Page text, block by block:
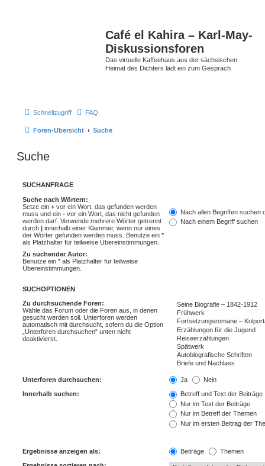
Café el Kahira – Karl-May-
Diskussionsforen
Das virtuelle Kaffeehaus aus der sächsischen
Heimat des Dichters lädt ein zum Gespräch
Schnellzugriff FAQ
Foren-Übersicht Suche
Suche
SUCHANFRAGE
Suche nach Wörtern:
Setze ein + vor ein Wort, das gefunden werden
muss und ein - vor ein Wort, das nicht gefunden
werden darf. Verwende mehrere Wörter getrennt
durch | innerhalb einer Klammer, wenn nur eines
der Wörter gefunden werden muss. Benutze ein *
als Platzhalter für teilweise Übereinstimmungen.
Nach allen Begriffen suchen
Nach einem Begriff suchen
Zu suchender Autor:
Benutze ein * als Platzhalter für teilweise
Übereinstimmungen.
SUCHOPTIONEN
Zu durchsuchende Foren:
Wähle das Forum oder die Foren aus, in denen
gesucht werden soll. Unterforen werden
automatisch mit durchsucht, sofern du die Option
„Unterforen durchsuchen“ unten nicht
deaktivierst.
Unterforen durchsuchen: Ja Nein
Innerhalb suchen:
Betreff und Text der Beiträge
Nur im Text der Beiträge
Nur im Betreff der Themen
Nur im ersten Beitrag der
Ergebnisse anzeigen als: Beiträge Themen